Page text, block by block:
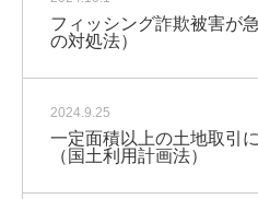
フィッシング詐欺被害が
の対処法）
2024.9.25
一定面積以上の土地取引
（国土利用計画法）